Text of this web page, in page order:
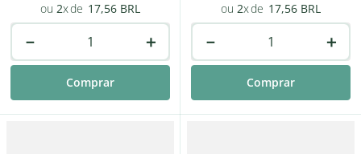
2
17,56 BRL
＋
－
Comprar
2
17,56 BRL
＋
－
Comprar